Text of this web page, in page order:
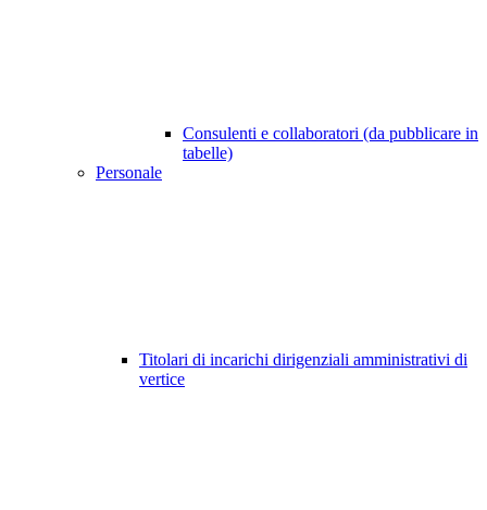
Consulenti e collaboratori (da pubblicare in
tabelle)
Personale
Titolari di incarichi dirigenziali amministrativi di
vertice